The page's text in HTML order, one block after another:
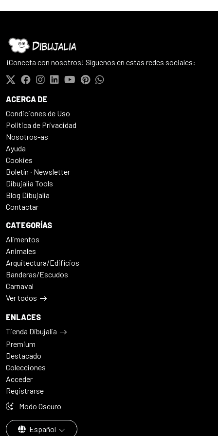
¡Conecta con nosotros! Síguenos en estas redes sociales:
ACERCA DE
Condiciones de Uso
Politica de Privacidad
Nosotros-as
Ayuda
Cookies
Boletín · Newsletter
Dibujalia Tools
Blog Dibujalia
Contactar
CATEGORÍAS
Alimentos
Animales
Arquitectura/Edificios
Banderas/Escudos
Carnaval
Ver todos
ENLACES
Tienda Dibujalia
Premium
Destacado
Colecciones
Acceder
Registrarse
Modo Oscuro
Español